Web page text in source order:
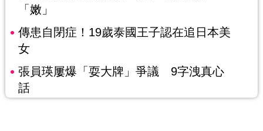
「嫩」
傳患自閉症！19歲泰國王子認在追日本美
女
張員瑛屢爆「耍大牌」爭議 9字洩真心
話